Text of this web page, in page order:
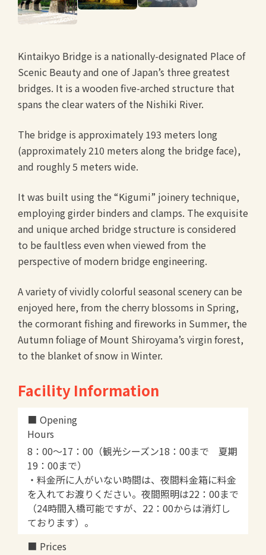
Kintaikyo Bridge is a nationally-designated Place of
Scenic Beauty and one of Japan’s three greatest
bridges. It is a wooden five-arched structure that
spans the clear waters of the Nishiki River.
The bridge is approximately 193 meters long
(approximately 210 meters along the bridge face),
and roughly 5 meters wide.
It was built using the “Kigumi” joinery technique,
employing girder binders and clamps. The exquisite
and unique arched bridge structure is considered
to be faultless even when viewed from the
perspective of modern bridge engineering.
A variety of vividly colorful seasonal scenery can be
enjoyed here, from the cherry blossoms in Spring,
the cormorant fishing and fireworks in Summer, the
Autumn foliage of Mount Shiroyama’s virgin forest,
to the blanket of snow in Winter.
Facility Information
Opening
Hours
8：00〜17：00（観光シーズン18：00まで 夏期
19：00まで）
・料金所に人がいない時間は、夜間料金箱に料金
を入れてお渡りください。夜間照明は22：00まで
（24時間入橋可能ですが、22：00からは消灯し
ております）。
Prices